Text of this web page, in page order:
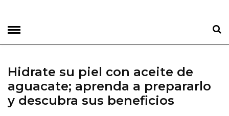
Hidrate su piel con aceite de
aguacate; aprenda a prepararlo
y descubra sus beneficios